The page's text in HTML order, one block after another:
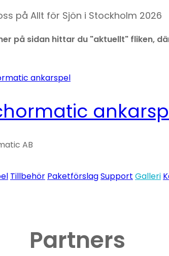
på Allt för Sjön i Stockholm 2026
på sidan hittar du "aktuellt" fliken,
AB
Tillbehör PaketförslagSupport Galleri
Partners